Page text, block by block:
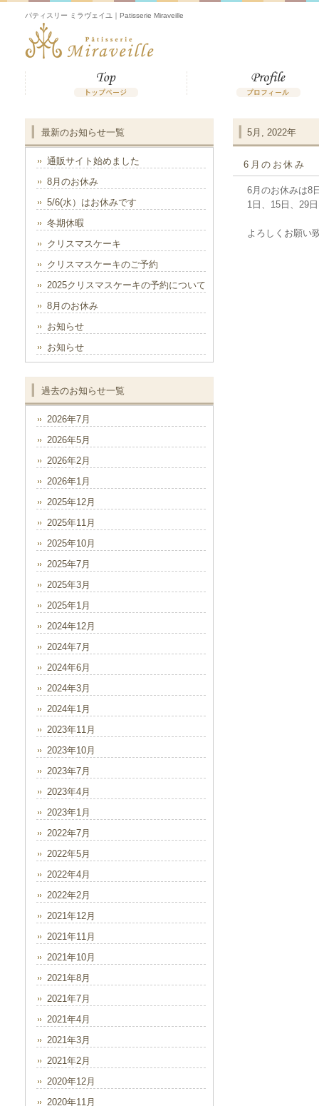
パティスリー ミラヴェイユ｜Patisserie Miraveille
5月, 2022年
6月のお休み
6月のお休みは8
1日、15日、29
よろしくお願い
最新のお知らせ一覧
通販サイト始めました
8月のお休み
5/6(水）はお休みです
冬期休暇
クリスマスケーキ
クリスマスケーキのご予約
2025クリスマスケーキの予約について
8月のお休み
お知らせ
お知らせ
過去のお知らせ一覧
2026年7月
2026年5月
2026年2月
2026年1月
2025年12月
2025年11月
2025年10月
2025年7月
2025年3月
2025年1月
2024年12月
2024年7月
2024年6月
2024年3月
2024年1月
2023年11月
2023年10月
2023年7月
2023年4月
2023年1月
2022年7月
2022年5月
2022年4月
2022年2月
2021年12月
2021年11月
2021年10月
2021年8月
2021年7月
2021年4月
2021年3月
2021年2月
2020年12月
2020年11月